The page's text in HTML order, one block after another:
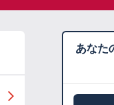
あなた